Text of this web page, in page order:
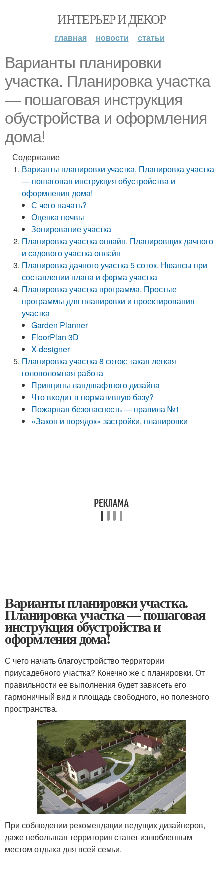
ИНТЕРЬЕР И ДЕКОР
главная новости статьи
Варианты планировки
участка. Планировка участка
— пошаговая инструкция
обустройства и оформления
дома!
Содержание
Варианты планировки участка. Планировка участка
— пошаговая инструкция обустройства и
оформления дома!
С чего начать?
Оценка почвы
Зонирование участка
Планировка участка онлайн. Планировщик дачного
и садового участка онлайн
Планировка дачного участка 5 соток. Нюансы при
составлении плана и форма участка
Планировка участка программа. Простые
программы для планировки и проектирования
участка
Garden Planner
FloorPlan 3D
X-designer
Планировка участка 8 соток: такая легкая
головоломная работа
Принципы ландшафтного дизайна
Что входит в нормативную базу?
Пожарная безопасность — правила №1
«Закон и порядок» застройки, планировки
Варианты планировки участка.
Планировка участка — пошаговая
инструкция обустройства и
оформления дома!
С чего начать благоустройство территории
приусадебного участка? Конечно же с планировки. От
правильности ее выполнения будет зависеть его
гармоничный вид и площадь свободного, но полезного
пространства.
При соблюдении рекомендации ведущих дизайнеров,
даже небольшая территория станет излюбленным
местом отдыха для всей семьи.